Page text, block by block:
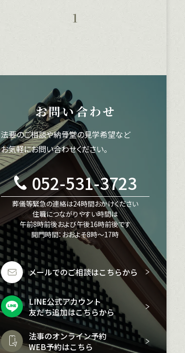
1
お問い合わせ
法要のご相談や納骨堂の見学希望など
お気軽にお問い合わせください。
052-531-3723
葬儀等緊急の連絡は24時間おかけください
住職につながりやすい時間は
午前8時前後および午後16時前後です
開門時間：おおよそ8時〜17時
メールでのご相談はこちらから
LINE公式アカウント
友だち追加はこちらから
法事のオンライン予約
WEB予約はこちら